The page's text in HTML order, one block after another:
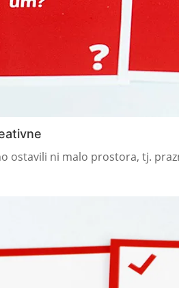
ostavili ni malo prostora, tj.